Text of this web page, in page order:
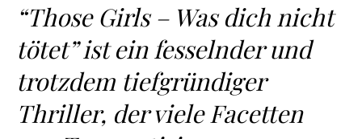
“Those Girls – Was dich nicht
tötet” ist ein fesselnder und
trotzdem tiefgründiger
Thriller, der viele Facetten